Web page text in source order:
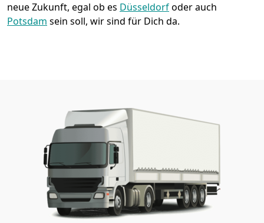
neue Zukunft, egal ob es Düsseldorfoder auch
Potsdam sein soll, wir sind für Dich da.